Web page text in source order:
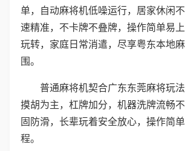
单，自动麻将机低噪运行，居家休闲
速精准，不卡牌不叠牌，操作简单易
玩转，家庭日常消遣，尽享粤东本地
围。
普通麻将机契合广东东莞麻将玩
摸胡为主，杠牌加分，机器洗牌流畅
固防滑，长辈玩着安全放心，操作简
程。